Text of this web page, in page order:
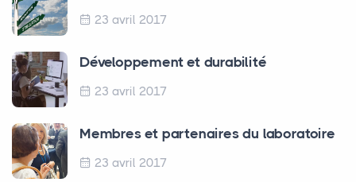
23 avril 2017
Développement et durabilité
23 avril 2017
Membres et partenaires du laboratoire
23 avril 2017